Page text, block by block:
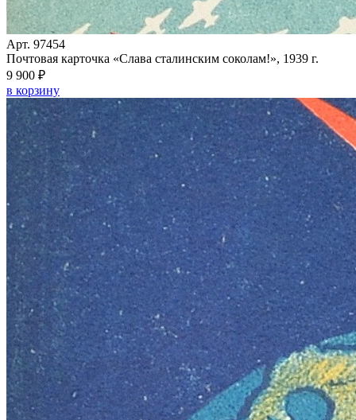
Арт. 97454
Почтовая карточка «Слава сталинским соколам!», 1939 г.
9 900 ₽
в корзину